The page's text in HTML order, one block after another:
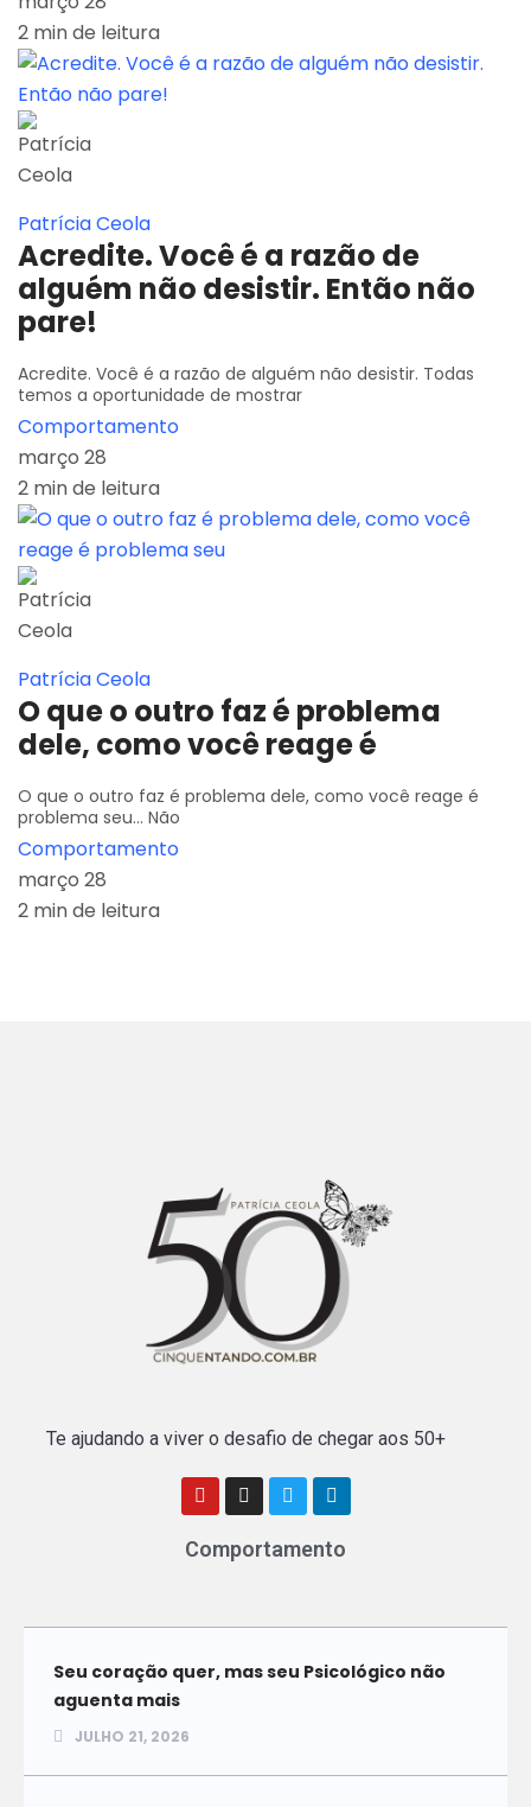
2 min de leitura
Patrícia Ceola
Acredite. Você é a razão de
alguém não desistir. Então não
pare!
Acredite. Você é a razão de alguém não desistir. Todas
temos a oportunidade de mostrar
Comportamento
março 28
2 min de leitura
Patrícia Ceola
O que o outro faz é problema
dele, como você reage é
O que o outro faz é problema dele, como você reage é
problema seu... Não
Comportamento
março 28
2 min de leitura
Te ajudando a viver o desafio de chegar aos 50+
Comportamento
Seu coração quer, mas seu Psicológico não
aguenta mais
JULHO 21, 2026